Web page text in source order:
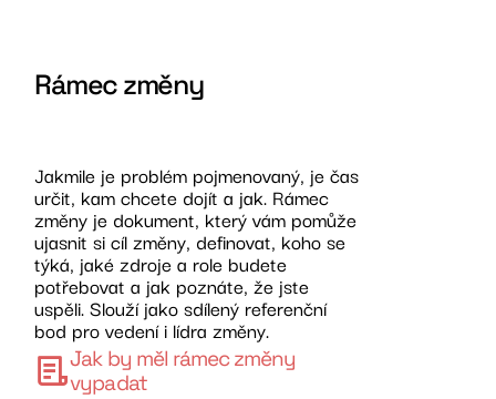
Rámec změny
Jakmile je problém pojmenovaný, je čas
určit, kam chcete dojít a jak. Rámec
změny je dokument, který vám pomůže
ujasnit si cíl změny, definovat, koho se
týká, jaké zdroje a role budete
potřebovat a jak poznáte, že jste
uspěli. Slouží jako sdílený referenční
bod pro vedení i lídra změny.
Jak by měl rámec změny
vypadat